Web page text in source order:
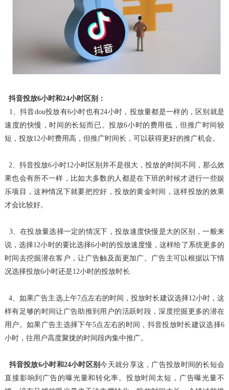
抖音投放6小时和24小时区别：
1、抖音dou投放有6小时也有24小时，投放量都是一样的，区别就是
速度的快慢，时间的长短而已。投放6小时的费用低，但推广时间较
短，投放12小时费用高，但推广时间长， 可以获得更好的推广机会。
2、抖音投放6小时12小时区别并不是很大，投放的时间不同，那么效
果也会有所不一样，比如大多数的人都是在下班的时候才进行一些娱
乐项目，这种情况下就要把控好，投放的黄金时间，这样投放的效果
才会比较好。
3、在投放量选择一定的情况下，投放速度快慢是大的区别，一般来
说，选择12小时的要比选择6小时的投放速度慢，这样给了系统更多的
时间去挖掘潜在客户，让广告触及面更加广。广告主可以根据以下情
况选择投放6小时还是12小时的投放时长.
4、如果广告主选上午7点左右的时间，投放时长建议选择12小时，这
样有足够的时间让广告助推到用户的活跃时段，深度挖掘更多的潜在
用户。如果广告主选择下午5点左右的时间，抖音投放时长建议选择6
小时，往用户高度聚拢的时间段内集中推广。
抖音投放6小时和24小时区别今天就分享这，广告投放时间的长短会
直接影响到广告的曝光量和转化率。投放时间太短，广告曝光量不